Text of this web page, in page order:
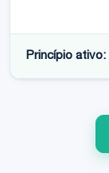
Princípio ativo: